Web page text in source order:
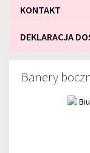
KONTAKT
DEKLARACJA
Banery